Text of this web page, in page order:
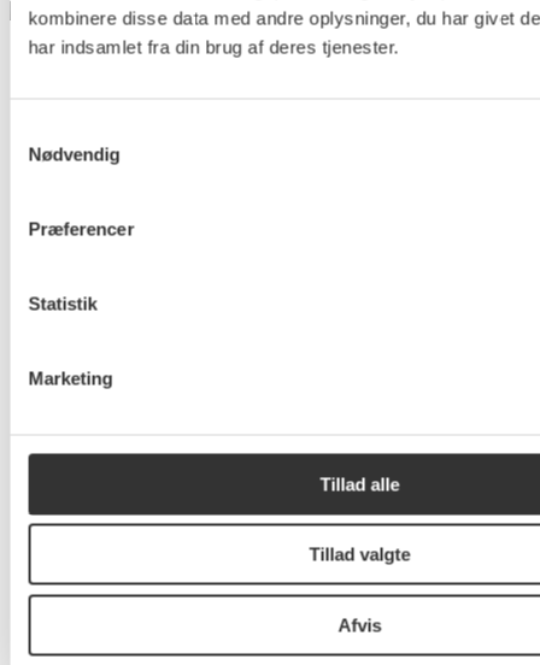
kombinere disse data med andre oplysninger, du har givet
har indsamlet fra din brug af deres tjenester.
Nødvendig
Præferencer
Statistik
Marketing
Tillad alle
Tillad valgte
Afvis
Claus O. Jørgensen
Orø, 68 år, uddannet
fly-/mølletekniker, bachelor i
jakob@sfholbaek.dk
HOLBÆK